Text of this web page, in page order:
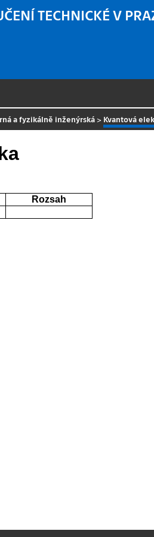
TECHNICKÉ V
a fyzikálně inženýrská > Kvantová
Rozsah